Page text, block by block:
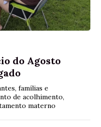
do Agosto
famílias e
de acolhimento,
materno